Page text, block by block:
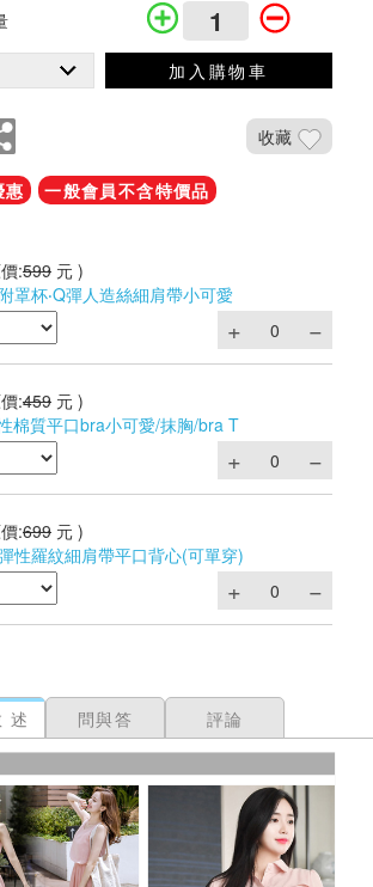
加入購物車
收藏
一般會員不含特價品
:599 元 )
罩杯‧Q彈人造絲細肩帶小可愛
:459 元 )
棉質平口bra小可愛/抹胸/bra T
:699 元 )
性羅紋細肩帶平口背心(可單穿)
問與答 評論